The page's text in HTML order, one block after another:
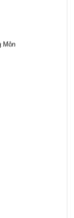
Môn